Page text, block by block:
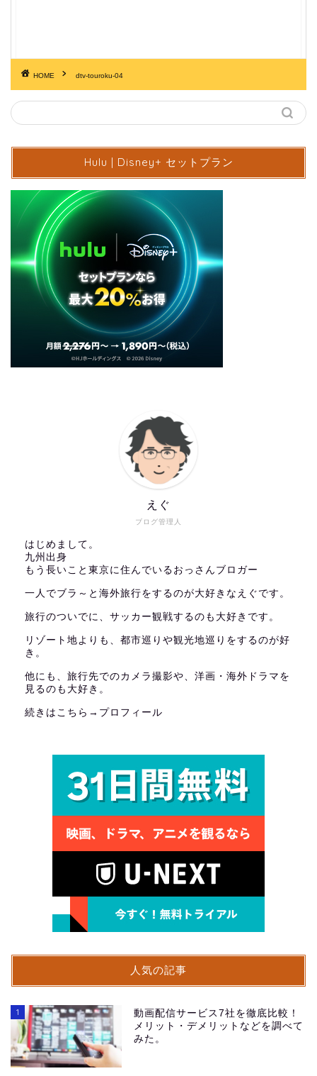
HOME dtv-touroku-04
Hulu | Disney+ セットプラン
ブログ管理人
えぐ
はじめまして。
九州出身
もう長いこと東京に住んでいるおっさんブロガー
一人でブラ～と海外旅行をするのが大好きなえぐです。
旅行のついでに、サッカー観戦するのも大好きです。
リゾート地よりも、都市巡りや観光地巡りをするのが好
き。
他にも、旅行先でのカメラ撮影や、洋画・海外ドラマを
見るのも大好き。
続きはこちら→ プロフィール
人気の記事
1
動画配信サービス7社を徹底比較！
メリット・デメリットなどを調べて
みた。